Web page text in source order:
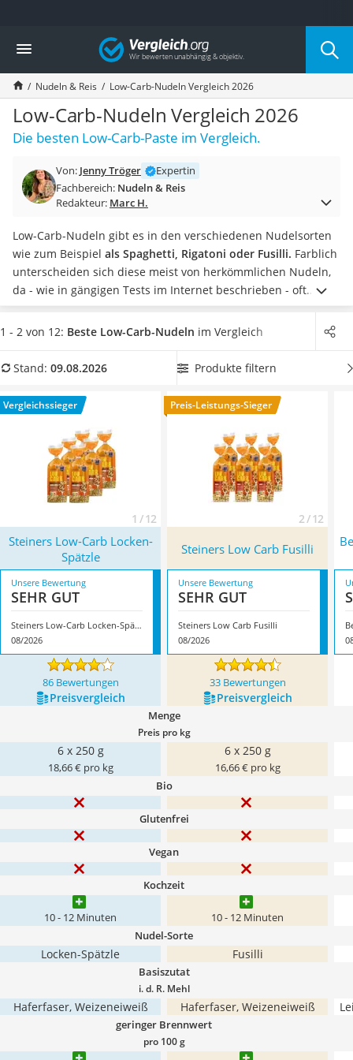
Die beliebtesten Vergleiche nach Kategorie
Lebensmittel
Schwarzkümmelöl
Knäckebrot
Schwarzkümmelöl-Kapseln
Manukahonig
Eiklar
Balsamico-Essig
Schwarzkümmelöl bio
Honig
Gemüsebrühe
Eiskaffee-Pulver
Irischer Whiskey
Grapefruitkernextrakt
Matcha-Set
MCT-Öl
Erythrit
Müsli ohne Zuckerzusatz
Vergleich
Nudeln & Reis Low-Carb-Nudeln Vergleich 2026
Low-Carb-Nudeln Vergleich 2026
Die besten Low-Carb-Paste im Vergleich.
Von: Jenny Tröger
Expertin
Fachbereich: Nudeln & Reis
Redakteur: Marc H.
Low-Carb-Nudeln gibt es in den verschiedenen Nudelsorten
wie zum Beispiel als Spaghetti, Rigatoni oder Fusilli. Farblich
unterscheiden sich diese meist von herkömmlichen Nudeln,
da - wie in gängigen Tests im Internet beschrieben - oft
neben oder anstelle von Weizenmehl Bohnen-, Linsen-,
Leinsamen-, Guarkernmehloder Ähnliches zum Einsatz
unserer Vergleichstabelle, um sicherzugehen, dass kein
2026 besonders das Modell
Steiners Low-Carb Locken-
Spätzle* mit seinen Eigenschaften.
1 - 2 von 12: Beste Low-Carb-Nudeln im Vergleich
Stand: 09.08.2026 Produkte filtern
Vergleichssieger
1 / 12
Preis-Leistungs-Sieger
2 / 12
Steiners Low-Carb Locken-
Spätzle
Steiners Low Carb Fusilli
Unsere Bewertung
SEHR GUT
Steiners Low-Carb Locken-Spätzle
08/2026
Unsere Bewertung
SEHR GUT
Steiners Low Carb Fusilli
08/2026
86 Bewertungen 33 Bewertungen
Preis­vergleich Preis­vergleich
Menge
Preis pro kg
6 x 250 g
18,66 € pro kg
6 x 250 g
16,66 € pro kg
Bio
Glutenfrei
Vegan
Kochzeit
10 - 12 Minuten 10 - 12 Minuten
Nudel-Sorte
Locken-Spätzle Fusilli
Basiszutat
i. d. R. Mehl
Haferfaser, Weizeneiweiß Haferfaser, Weizeneiweiß
geringer Brennwert
pro 100 g